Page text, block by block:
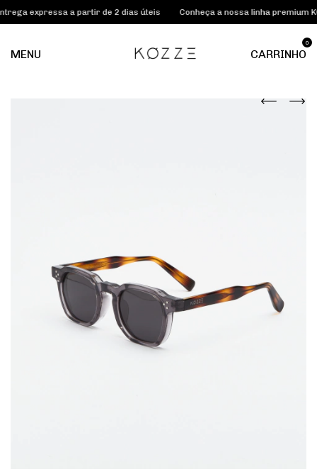
a partir de 2 dias úteis Conheça a nossa linha premium KOZZE
MENU CARRINHO
0